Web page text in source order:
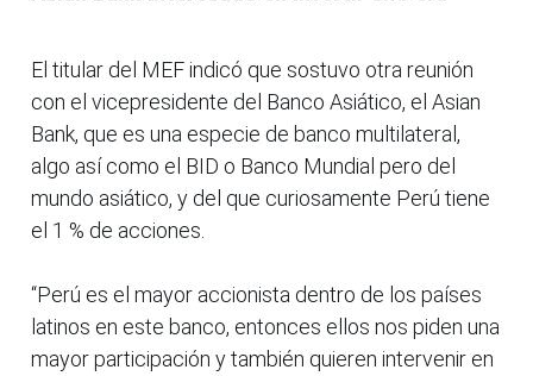
El titular del MEF indicó que sostuvo otra reunión
con el vicepresidente del Banco Asiático, el Asian
Bank, que es una especie de banco multilateral,
algo así como el BID o Banco Mundial pero del
mundo asiático, y del que curiosamente Perú tiene
el 1 % de acciones.
“Perú es el mayor accionista dentro de los países
latinos en este banco, entonces ellos nos piden una
mayor participación y también quieren intervenir en